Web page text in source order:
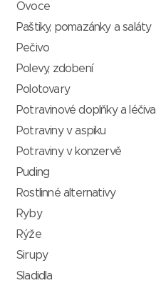
Ovoce
Paštiky, pomazánky a saláty
Pečivo
Polevy, zdobení
Polotovary
Potravinové doplňky a léčiva
Potraviny v aspiku
Potraviny v konzervě
Puding
Rostlinné alternativy
Ryby
Rýže
Sirupy
Sladidla